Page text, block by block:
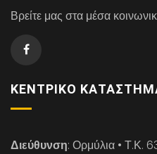
Βρείτε μας στα μέσα
ΚΕΝΤΡΙΚΌ
Διεύθυνση: Ορμύλια • Τ.Κ.